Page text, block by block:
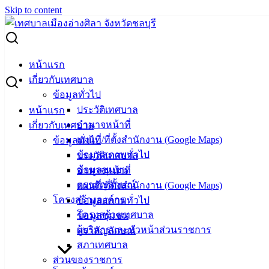
Skip to content
หน้าแรก
เกี่ยวกับเทศบาล
ข้อมูลทั่วไป
ประวัติเทศบาล
อำนาจหน้าที่
แผนที่/ที่ตั้งสำนักงาน (Google Maps)
ข้อมูลสภาพทั่วไป
ข้อมูลชุมชน
ตราสัญลักษณ์
โครงสร้างองค์กร
โครงสร้างเทศบาล
ผู้บริหารและหัวหน้าส่วนราชการ
สภาเทศบาล
ส่วนของราชการ
หน้าแรก
เกี่ยวกับเทศบาล
ข้อมูลทั่วไป
ประวัติเทศบาล
อำนาจหน้าที่
แผนที่/ที่ตั้งสำนักงาน (Google Maps)
ข้อมูลสภาพทั่วไป
ข้อมูลชุมชน
ตราสัญลักษณ์
Search for:
ประกาศผู้ชนะการเสนอราคา ซื้อวัสดุเชื้อเพลิงและหล่อลื่น
จำนวน 1 รายการ (กองสาธารณสุขและสิ่งแวดล้อม) โดยวิธี
เฉพาะเจาะจง
ประกาศผู้ชนะการเสนอราคา ซื้อวัสดุเชื้อ
เพลิงและหล่อลื่น จำนวน 1 รายการ (กอง
สาธารณสุขและสิ่งแวดล้อม) โดยวิธีเฉพาะ
สิงหาคม 3, 2022สิงหาคม 4, 2022 vichakarn
ประกาศผู้ชนะ
ผู้ชนะเสนอราคา ซื้อวัสดุเชื้อเพลิงและหล่อลื่น (กองสาธารณ